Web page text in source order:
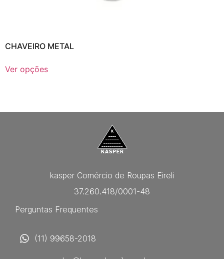
CHAVEIRO METAL
Ver opções
kasper Comércio de Roupas Eireli
37.260.418/0001-48
Perguntas Frequentes
(11) 99658-2018